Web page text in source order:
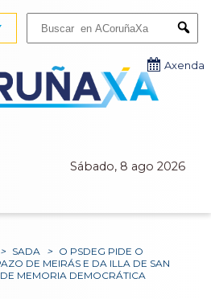
Sábado, 8 ago 2026
Axenda
> SADA > O PSDEG PIDE O
DE MEIRÁS E DA ILLA DE SAN
MEMORIA DEMOCRÁTICA